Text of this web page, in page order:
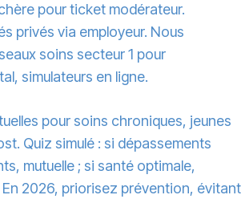
pour ticket modérateur.
privés via employeur. Nous
soins secteur 1 pour
simulateurs en ligne.
pour soins chroniques, jeunes
Quiz simulé : si dépassements
mutuelle ; si santé optimale,
2026, priorisez prévention, évitant